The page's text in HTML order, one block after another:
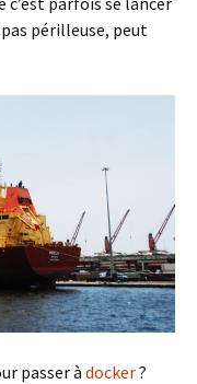
périlleuse, peut
passer à docker?